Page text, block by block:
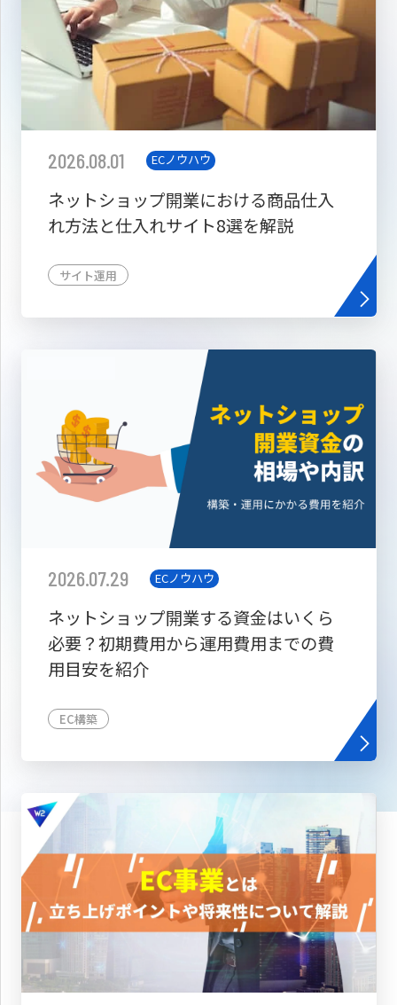
2026.08.01 ECノウハウ
ネットショップ開業における商品仕入
れ方法と仕入れサイト8選を解説
サイト運用
2026.07.29 ECノウハウ
ネットショップ開業する資金はいくら
必要？初期費用から運用費用までの費
用目安を紹介
EC構築